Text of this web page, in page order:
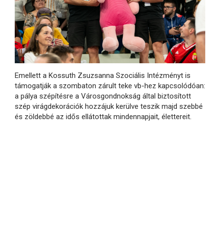
Emellett a Kossuth Zsuzsanna Szociális Intézményt is
támogatják a szombaton zárult teke vb-hez kapcsolódóan:
a pálya szépítésre a Városgondnokság által biztosított
szép virágdekorációk hozzájuk kerülve teszik majd szebbé
és zöldebbé az idős ellátottak mindennapjait, élettereit.